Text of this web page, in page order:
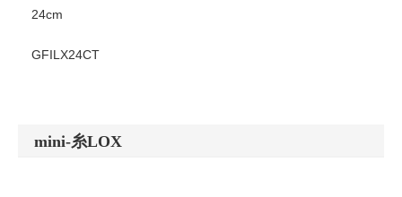
24cm
GFILX24CT
mini-糸LOX